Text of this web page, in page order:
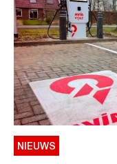
NIEUWS